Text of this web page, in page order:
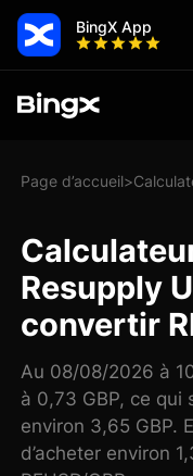
BingX App
Page d’accueil>
Resupply
convertir
Au 08/08/2026 à
à 0,73 GBP, ce qui
environ 3,65 GBP.
d’acheter environ